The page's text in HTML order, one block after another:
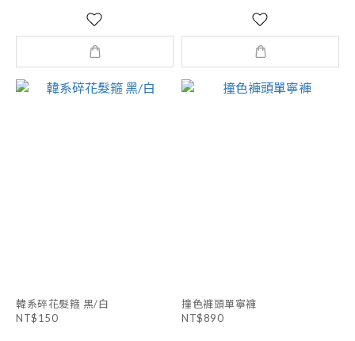
韓系碎花髮箍 黑/白
NT$150
撞色褲頭單寧褲
NT$890